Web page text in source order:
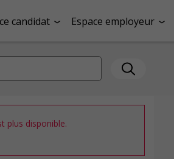
candidat Espace employeur
plus disponible.